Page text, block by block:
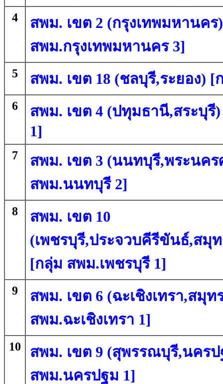
4
สพม. เขต 2 (กรุงเทพมหานค
สพม.กรุงเทพมหานคร 3]
5 สพม. เขต 18 (ชลบุรี,ระยอง)
6
สพม. เขต 4 (ปทุมธานี,สระบุ
1]
7
สพม. เขต 3 (นนทบุรี,พระนค
สพม.นนทบุรี 2]
8
สพม. เขต 10
(เพชรบุรี,ประจวบคีรีขันธ์,สมุ
[กลุ่ม สพม.เพชรบุรี 1]
9
สพม. เขต 6 (ฉะเชิงเทรา,สมุ
สพม.ฉะเชิงเทรา 1]
10
สพม. เขต 9 (สุพรรณบุรี,นคร
สพม.นครปฐม 1]